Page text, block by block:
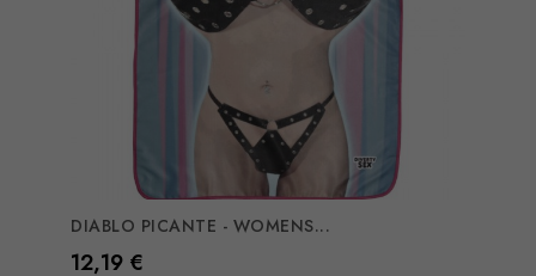
DIABLO PICANTE - WOMENS...
Preço
12,19 €